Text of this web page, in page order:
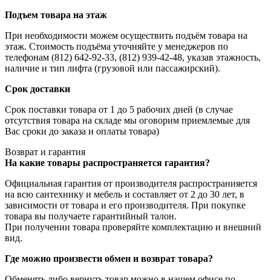
Подъем товара на этаж
При необходимости можем осуществить подъём товара на
этаж. Стоимость подъёма уточняйте у менеджеров по
телефонам (812) 642-92-33, (812) 939-42-48, указав этажность,
наличие и тип лифта (грузовой или пассажирский).
Срок доставки
Срок поставки товара от 1 до 5 рабочих дней (в случае
отсутствия товара на складе мы оговорим приемлемые для
Вас сроки до заказа и оплаты товара)
Возврат и гарантия
На какие товары распространяется гарантия?
Официальная гарантия от производителя распространияется
на всю сантехнику и мебель и составляет от 2 до 30 лет, в
зависимости от товара и его производителя. При покупке
товара вы получаете гарантийный талон.
При получении товара проверяйте комплектацию и внешний
вид.
Где можно произвести обмен и возврат товара?